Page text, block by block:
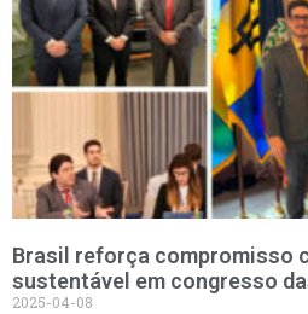
Brasil reforça compromisso
sustentável em congresso
2025-04-08